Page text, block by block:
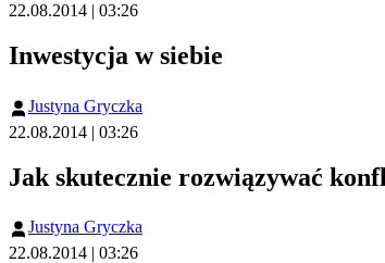
22.08.2014 | 03:26
Inwestycja w siebie
Justyna Gryczka
22.08.2014 | 03:26
Jak skutecznie rozwiązywać
Justyna Gryczka
22.08.2014 | 03:26